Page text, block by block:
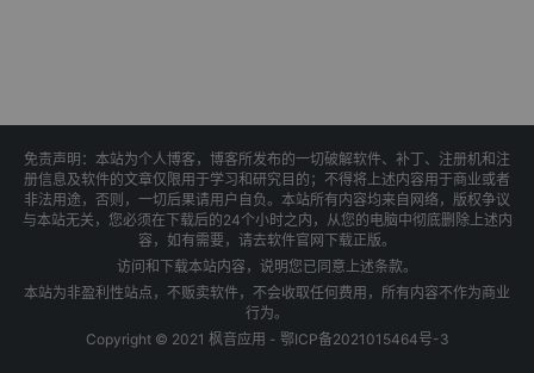
免责声明：本站为个人博客，博客所发布的一切破解软件、补丁、注册机和注
册信息及软件的文章仅限用于学习和研究目的；不得将上述内容用于商业或者
非法用途，否则，一切后果请用户自负。本站所有内容均来自网络，版权争议
与本站无关，您必须在下载后的24个小时之内，从您的电脑中彻底删除上述内
容，如有需要，请去软件官网下载正版。
访问和下载本站内容，说明您已同意上述条款。
本站为非盈利性站点，不贩卖软件，不会收取任何费用，所有内容不作为商业
行为。
Copyright © 2021 枫音应用 - 鄂ICP备2021015464号-3